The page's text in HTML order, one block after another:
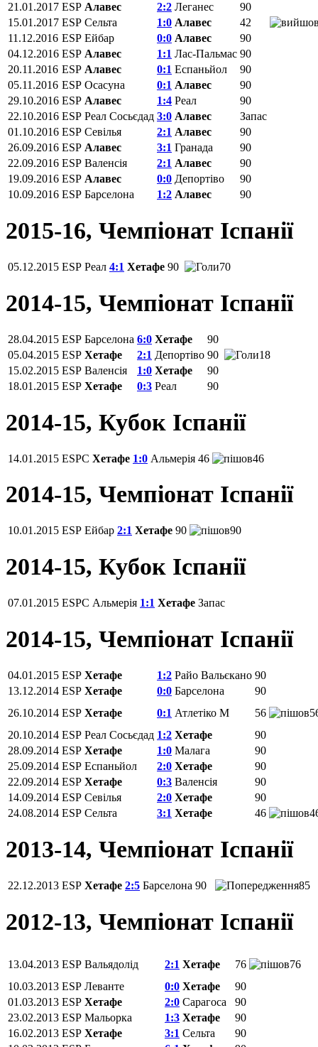
21.01.2017 ESP Алавес 2:2 Леганес
90
15.01.2017 ESP Сельта 1:0 Алавес
42
11.12.2016 ESP Ейбар 0:0 Алавес
90
04.12.2016 ESP Алавес 1:1 Лас-Пальмас 90
20.11.2016 ESP Алавес 0:1 Еспаньйол
90
05.11.2016 ESP Осасуна 0:1 Алавес
90
29.10.2016 ESP Алавес 1:4 Реал
90
22.10.2016 ESP Реал Сосьєдад 3:0 Алавес
Запас
01.10.2016 ESP Севілья 2:1 Алавес
90
26.09.2016 ESP Алавес 3:1 Гранада
90
22.09.2016 ESP Валенсія 2:1 Алавес
90
19.09.2016 ESP Алавес 0:0 Депортіво
90
10.09.2016 ESP Барселона 1:2 Алавес 90
2015-16, Чемпiонат Іспанії
05.12.2015 ESP Реал 4:1 Хетафе 90 70
2014-15, Чемпiонат Іспанії
28.04.2015 ESP Барселона 6:0 Хетафе
90
05.04.2015 ESP Хетафе 2:1 Депортіво 90
18
15.02.2015 ESP Валенсія 1:0 Хетафе
90
18.01.2015 ESP Хетафе 0:3 Реал 90
2014-15, Кубок Іспанії
14.01.2015 ESPC Хетафе 1:0 Альмерія 46 46
2014-15, Чемпiонат Іспанії
10.01.2015 ESP Ейбар 2:1 Хетафе 90 90
2014-15, Кубок Іспанії
07.01.2015 ESPC Альмерія 1:1 Хетафе Запас
2014-15, Чемпiонат Іспанії
04.01.2015 ESP Хетафе 1:2 Райо Вальєкано 90
13.12.2014 ESP Хетафе 0:0 Барселона
90
26.10.2014 ESP Хетафе 0:1 Атлетіко М 56
20.10.2014 ESP Реал Сосьєдад 1:2 Хетафе
90
28.09.2014 ESP Хетафе 1:0 Малага
90
25.09.2014 ESP Еспаньйол 2:0 Хетафе
90
22.09.2014 ESP Хетафе 0:3 Валенсія
90
14.09.2014 ESP Севілья 2:0 Хетафе
90
24.08.2014 ESP Сельта 3:1 Хетафе 46
2013-14, Чемпiонат Іспанії
22.12.2013 ESP Хетафе 2:5 Барселона 90 85
2012-13, Чемпiонат Іспанії
13.04.2013 ESP Вальядолід 2:1 Хетафе 76
76
10.03.2013 ESP Леванте 0:0 Хетафе
90
01.03.2013 ESP Хетафе 2:0 Сарагоса
90
23.02.2013 ESP Мальорка 1:3 Хетафе
90
16.02.2013 ESP Хетафе 3:1 Сельта
90